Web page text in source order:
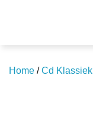
Home /Cd Klassiek